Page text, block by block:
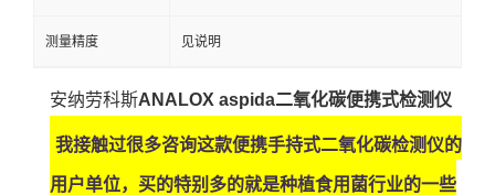
测量精度 见说明
安纳劳科斯ANALOX aspida二氧化碳便携式检测仪
我接触过很多咨询这款便携手持式二氧化碳检测仪的
用户单位，买的特别多的就是种植食用菌行业的一些